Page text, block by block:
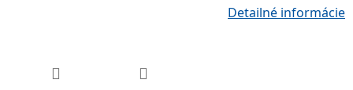
Detailné informácie